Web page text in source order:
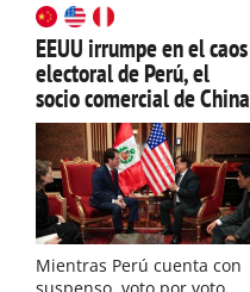
EEUU irrumpe en el caos
electoral de Perú, el
socio comercial de China
Mientras Perú cuenta con